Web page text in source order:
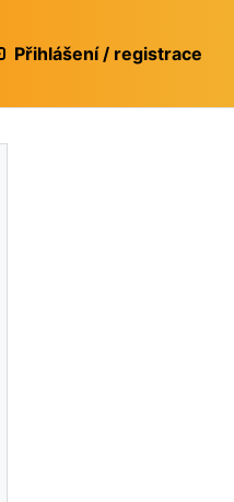
Přihlášení / registrace